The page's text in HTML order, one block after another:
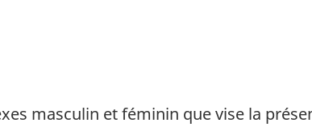
masculin et féminin que vise la